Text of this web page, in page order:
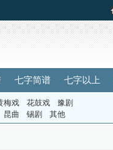
七字简谱 七字以上
梅戏 花鼓戏
豫剧
昆曲 锡剧 其他